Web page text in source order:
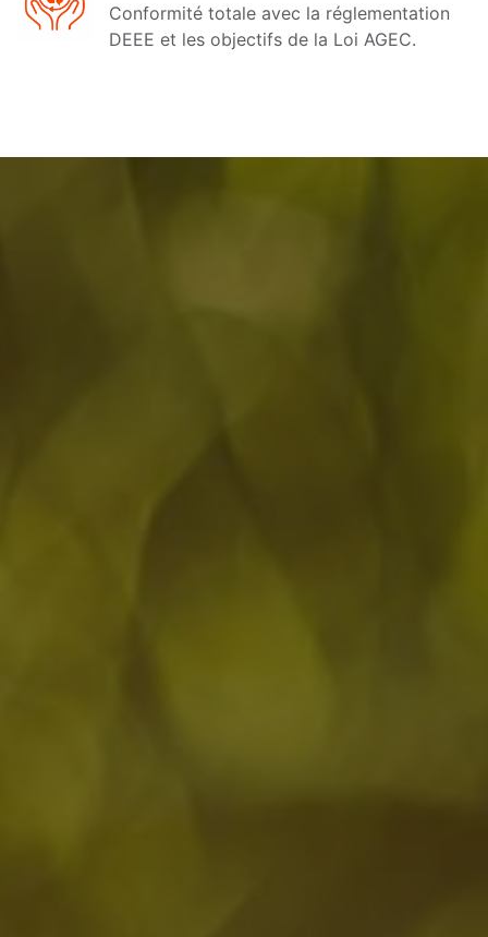
Conformité totale avec la réglementation
DEEE et les objectifs de la Loi AGEC.